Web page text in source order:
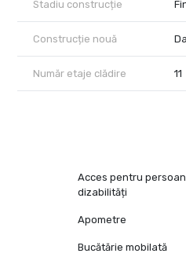
Disponibil imediat.
Pentru detalii suplimentare și
Stadiu construcție
Construcție nouă Da
Număr etaje clădire 11
Acces pentru
dizabilități
Apometre
Bucătărie mobilată